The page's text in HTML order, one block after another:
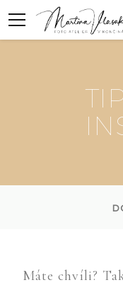
Máte chvíli?